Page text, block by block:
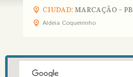
CIUDAD: MARCAÇÃO - PB
Aldeia Coqueirinho